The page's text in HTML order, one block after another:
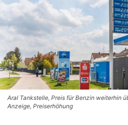
Aral Tankstelle, Preis für Benzin weiterhin
Anzeige, Preiserhöhung